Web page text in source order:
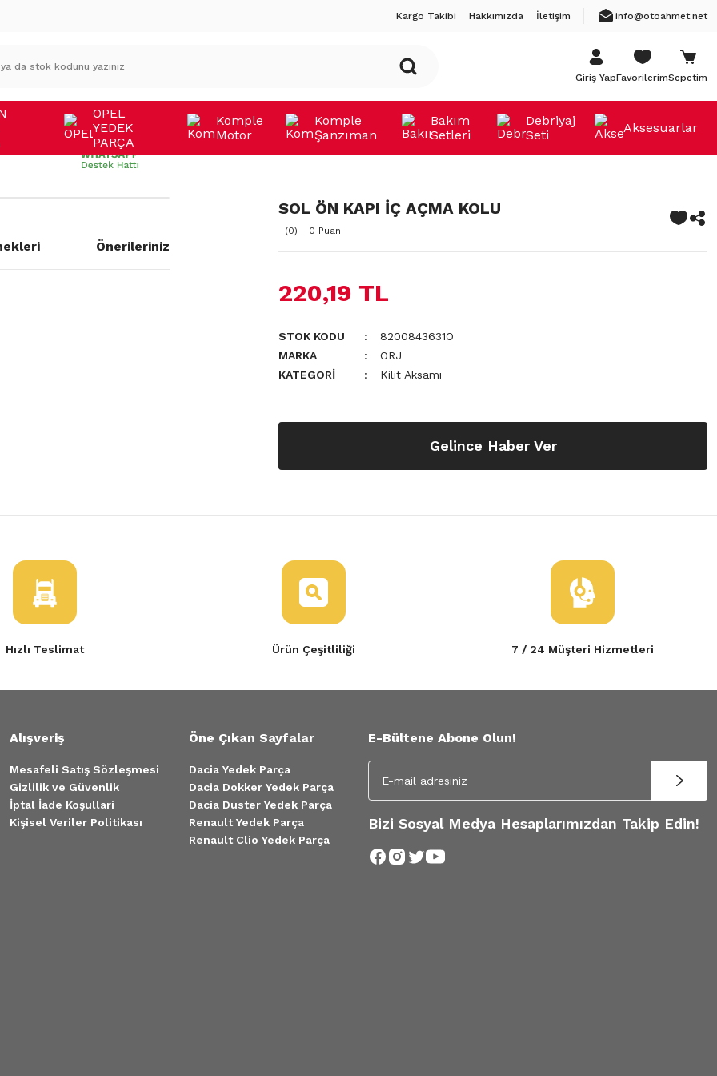
Kargo Takibi Hakkımızda İletişim info@otoahmet.net
Giriş YapFavorilerimSepetim
OPEL
YEDEK
PARÇA
Komple
Motor
Komple
Şanzıman
Bakım
Setleri
Debriyaj
Seti
Aksesuarlar
Önerileriniz
SOL ÖN KAPI İÇ AÇMA KOLU
(0) - 0 Puan
220,19 TL
STOK KODU
8200843631O
MARKA
ORJ
KATEGORI
Kilit Aksamı
Gelince Haber Ver
Hızlı Teslimat Ürün Çeşitliliği 7 / 24 Müşteri Hizmetleri
Alışveriş
Mesafeli Satış Sözleşmesi
Gizlilik ve Güvenlik
İptal İade Koşullari
Kişisel Veriler Politikası
Öne Çıkan Sayfalar
Dacia Yedek Parça
Dacia Dokker Yedek Parça
Dacia Duster Yedek Parça
Renault Yedek Parça
Renault Clio Yedek Parça
E-Bültene Abone Olun!
Bizi Sosyal Medya Hesaplarımızdan Takip Edin!